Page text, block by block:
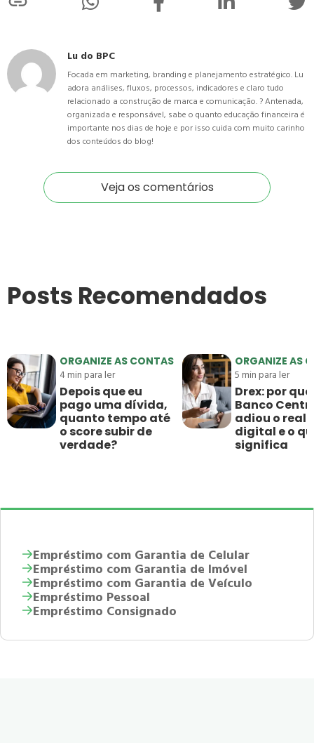
Lu do BPC
Focada em marketing, branding e planejamento estratégico. Lu
adora análises, fluxos, processos, indicadores e claro tudo
relacionado a construção de marca e comunicação. ? Antenada,
organizada e responsável, sabe o quanto educação financeira é
importante nos dias de hoje e por isso cuida com muito carinho
dos conteúdos do blog!
Veja os comentários
Posts Recomendados
ORGANIZE AS CONTAS
4min para ler
Depois que eu
pago uma dívida,
quanto tempo até
o score subir de
verdade?
ORGANIZE AS
5min para ler
Drex: por
Banco
adiou o real
digital e o
significa
Empréstimo com Garantia de Celular
Empréstimo com Garantia de Imóvel
Empréstimo com Garantia de Veículo
Empréstimo Pessoal
Empréstimo Consignado